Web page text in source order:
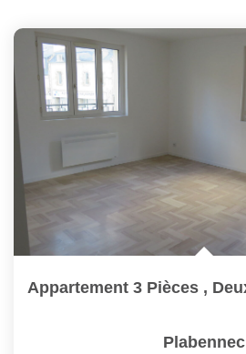
Plabennec